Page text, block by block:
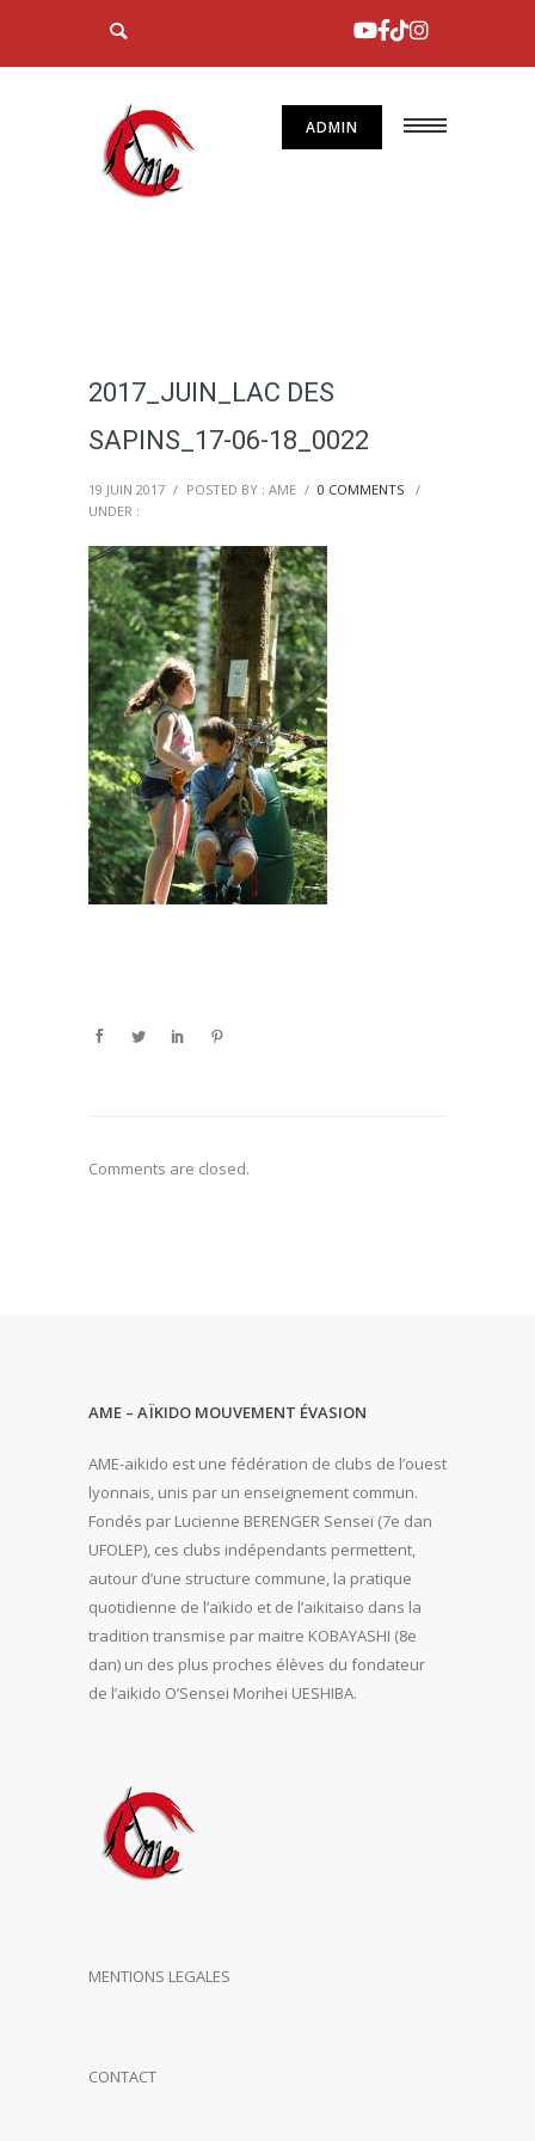
ADMIN
2017_JUIN_LAC DES
SAPINS_17-06-18_0022
19 JUIN 2017 / POSTED BY : AME / 0 COMMENTS
/
UNDER :
Comments are closed.
AME – AÏKIDO MOUVEMENT ÉVASION
AME-aikido est une fédération de clubs de l’ouest
lyonnais, unis par un enseignement commun.
Fondés par Lucienne BERENGER Senseï (7e dan
UFOLEP), ces clubs indépendants permettent,
autour d’une structure commune, la pratique
quotidienne de l’aïkido et de l’aikitaiso dans la
tradition transmise par maitre KOBAYASHI (8e
dan) un des plus proches élèves du fondateur
de l’aikido O’Sensei Morihei UESHIBA.
MENTIONS LEGALES
CONTACT